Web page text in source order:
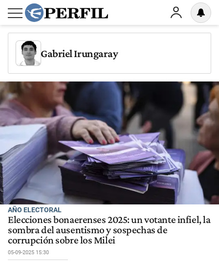
Gabriel Irungaray
AÑO ELECTORAL
Elecciones bonaerenses 2025: un votante infiel, la
sombra del ausentismo y sospechas de
corrupción sobre los Milei
05-09-2025 15:30